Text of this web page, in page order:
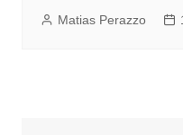
Matias Perazzo